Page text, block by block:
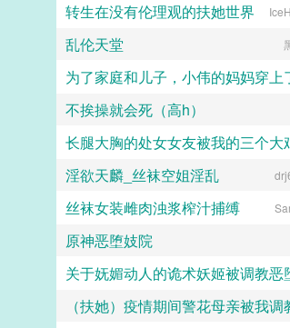
转生在没有伦理观的扶她世界
乱伦天堂
为了家庭和儿子，小伟的妈妈穿上
不挨操就会死（高h）
淫欲天麟_丝袜空姐淫乱
丝袜女装雌肉浊浆榨汁捕缚
原神恶堕妓院